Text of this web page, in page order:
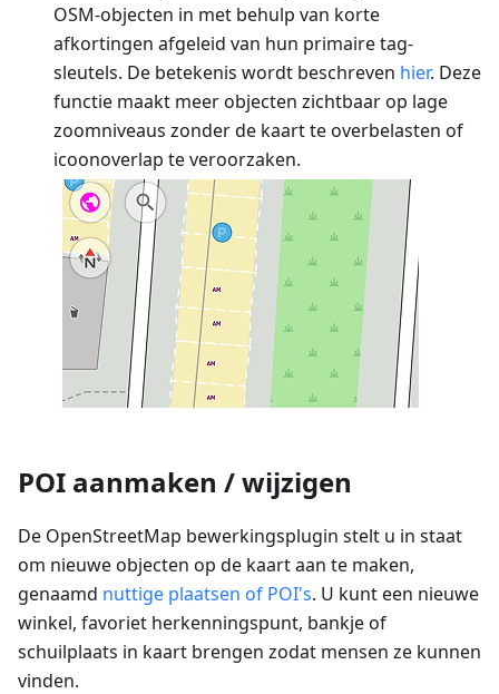
OSM-objecten in met behulp van korte
afkortingen afgeleid van hun primaire tag-
sleutels. De betekenis wordt beschreven hier. Deze
functie maakt meer objecten zichtbaar op lage
zoomniveaus zonder de kaart te overbelasten of
icoonoverlap te veroorzaken.
POI aanmaken / wijzigen
De OpenStreetMap bewerkingsplugin stelt u in staat
om nieuwe objecten op de kaart aan te maken,
genaamd nuttige plaatsen of POI's. U kunt een nieuwe
winkel, favoriet herkenningspunt, bankje of
schuilplaats in kaart brengen zodat mensen ze kunnen
vinden.